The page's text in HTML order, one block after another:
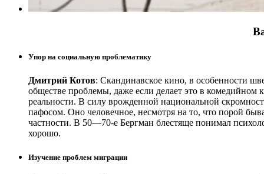
Упор на социальную проблематику
Дмитрий Котов: Скандинавское кино, в особенности
обществе проблемы, даже если делает это в комедийном
реальности. В силу врожденной национальной
пафосом. Оно человечное, несмотря на то, что порой
частности. В 50—70-е Бергман блестяще понимал
хорошо.
Изучение проблем миграции